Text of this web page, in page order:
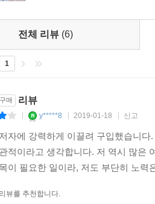
서 세상 물정 모르고 자란 어린 시
적으로 피했던 삼십대, 돌아가신
는 단단한 여성 사회학자가 된 배경
한다. 가능하면 늦은 오후가 좋다.
것, 저무는 것, 잡으려 해도 잡을 수
머니가 남긴 제비꽃 향수 한 병. ‘곧
래된 과자점이 없어질까 노심초사
전체 리뷰 (6)
1
구매 리뷰
y*****8 2019-01-18 신고
자에 강력하게 이끌려 구입했습니
적이라고 생각합니다. 저 역시 많은
이 필요한 일이라, 저도 부단히 노
뷰를 추천합니다.